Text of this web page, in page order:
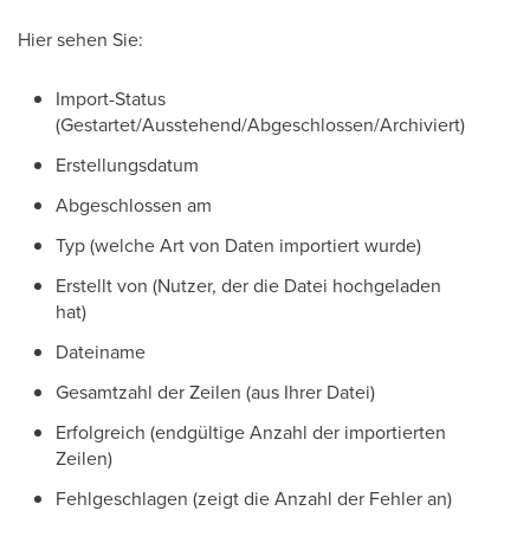
Hier sehen Sie:
Import-Status
(Gestartet/Ausstehend/Abgeschlossen/Archiviert)
Erstellungsdatum
Abgeschlossen am
Typ (welche Art von Daten importiert wurde)
Erstellt von (Nutzer, der die Datei hochgeladen
hat)
Dateiname
Gesamtzahl der Zeilen (aus Ihrer Datei)
Erfolgreich (endgültige Anzahl der importierten
Zeilen)
Fehlgeschlagen (zeigt die Anzahl der Fehler an)